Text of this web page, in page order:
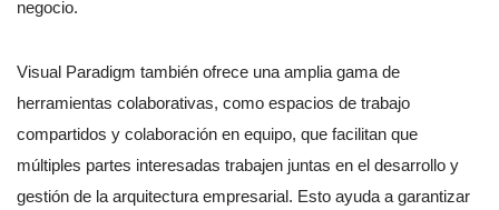
negocio.
Visual Paradigm también ofrece una amplia gama de
herramientas colaborativas, como espacios de trabajo
compartidos y colaboración en equipo, que facilitan que
múltiples partes interesadas trabajen juntas en el desarrollo y
gestión de la arquitectura empresarial. Esto ayuda a garantizar